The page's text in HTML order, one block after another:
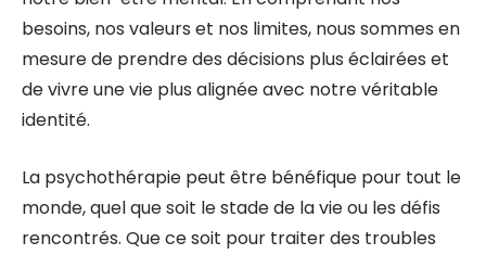
besoins, nos valeurs et nos limites, nous sommes en
mesure de prendre des décisions plus éclairées et
de vivre une vie plus alignée avec notre véritable
identité.
La psychothérapie peut être bénéfique pour tout le
monde, quel que soit le stade de la vie ou les défis
rencontrés. Que ce soit pour traiter des troubles